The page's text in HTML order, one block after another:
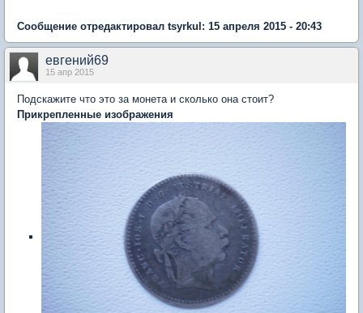
Сообщение отредактировал tsyrkul: 15 апреля 2015 - 20:43
евгений69
15 апр 2015
Подскажите что это за монета и сколько она стоит?
Прикрепленные изображения